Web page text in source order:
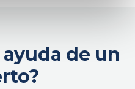
de un